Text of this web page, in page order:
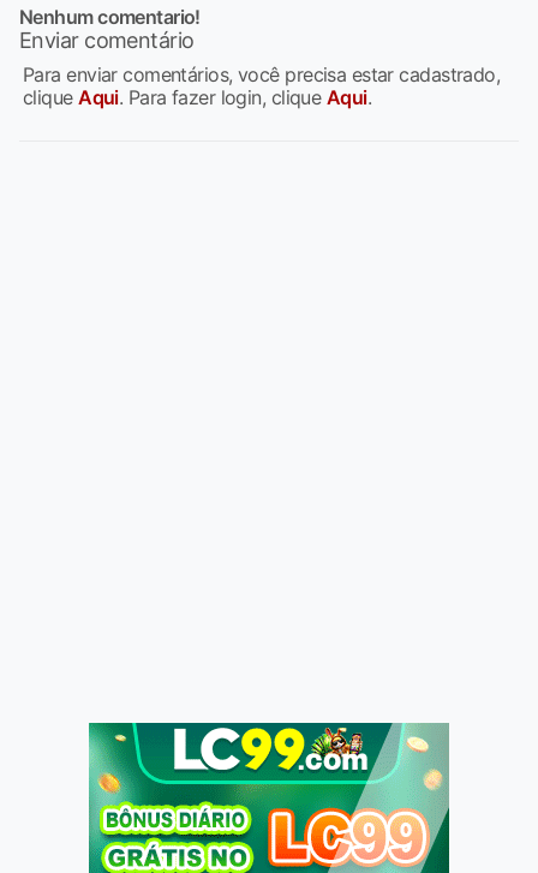
Nenhum comentario!
Enviar comentário
Para enviar comentários, você precisa estar cadastrado,
cliqueAqui. Para fazer login, clique Aqui.